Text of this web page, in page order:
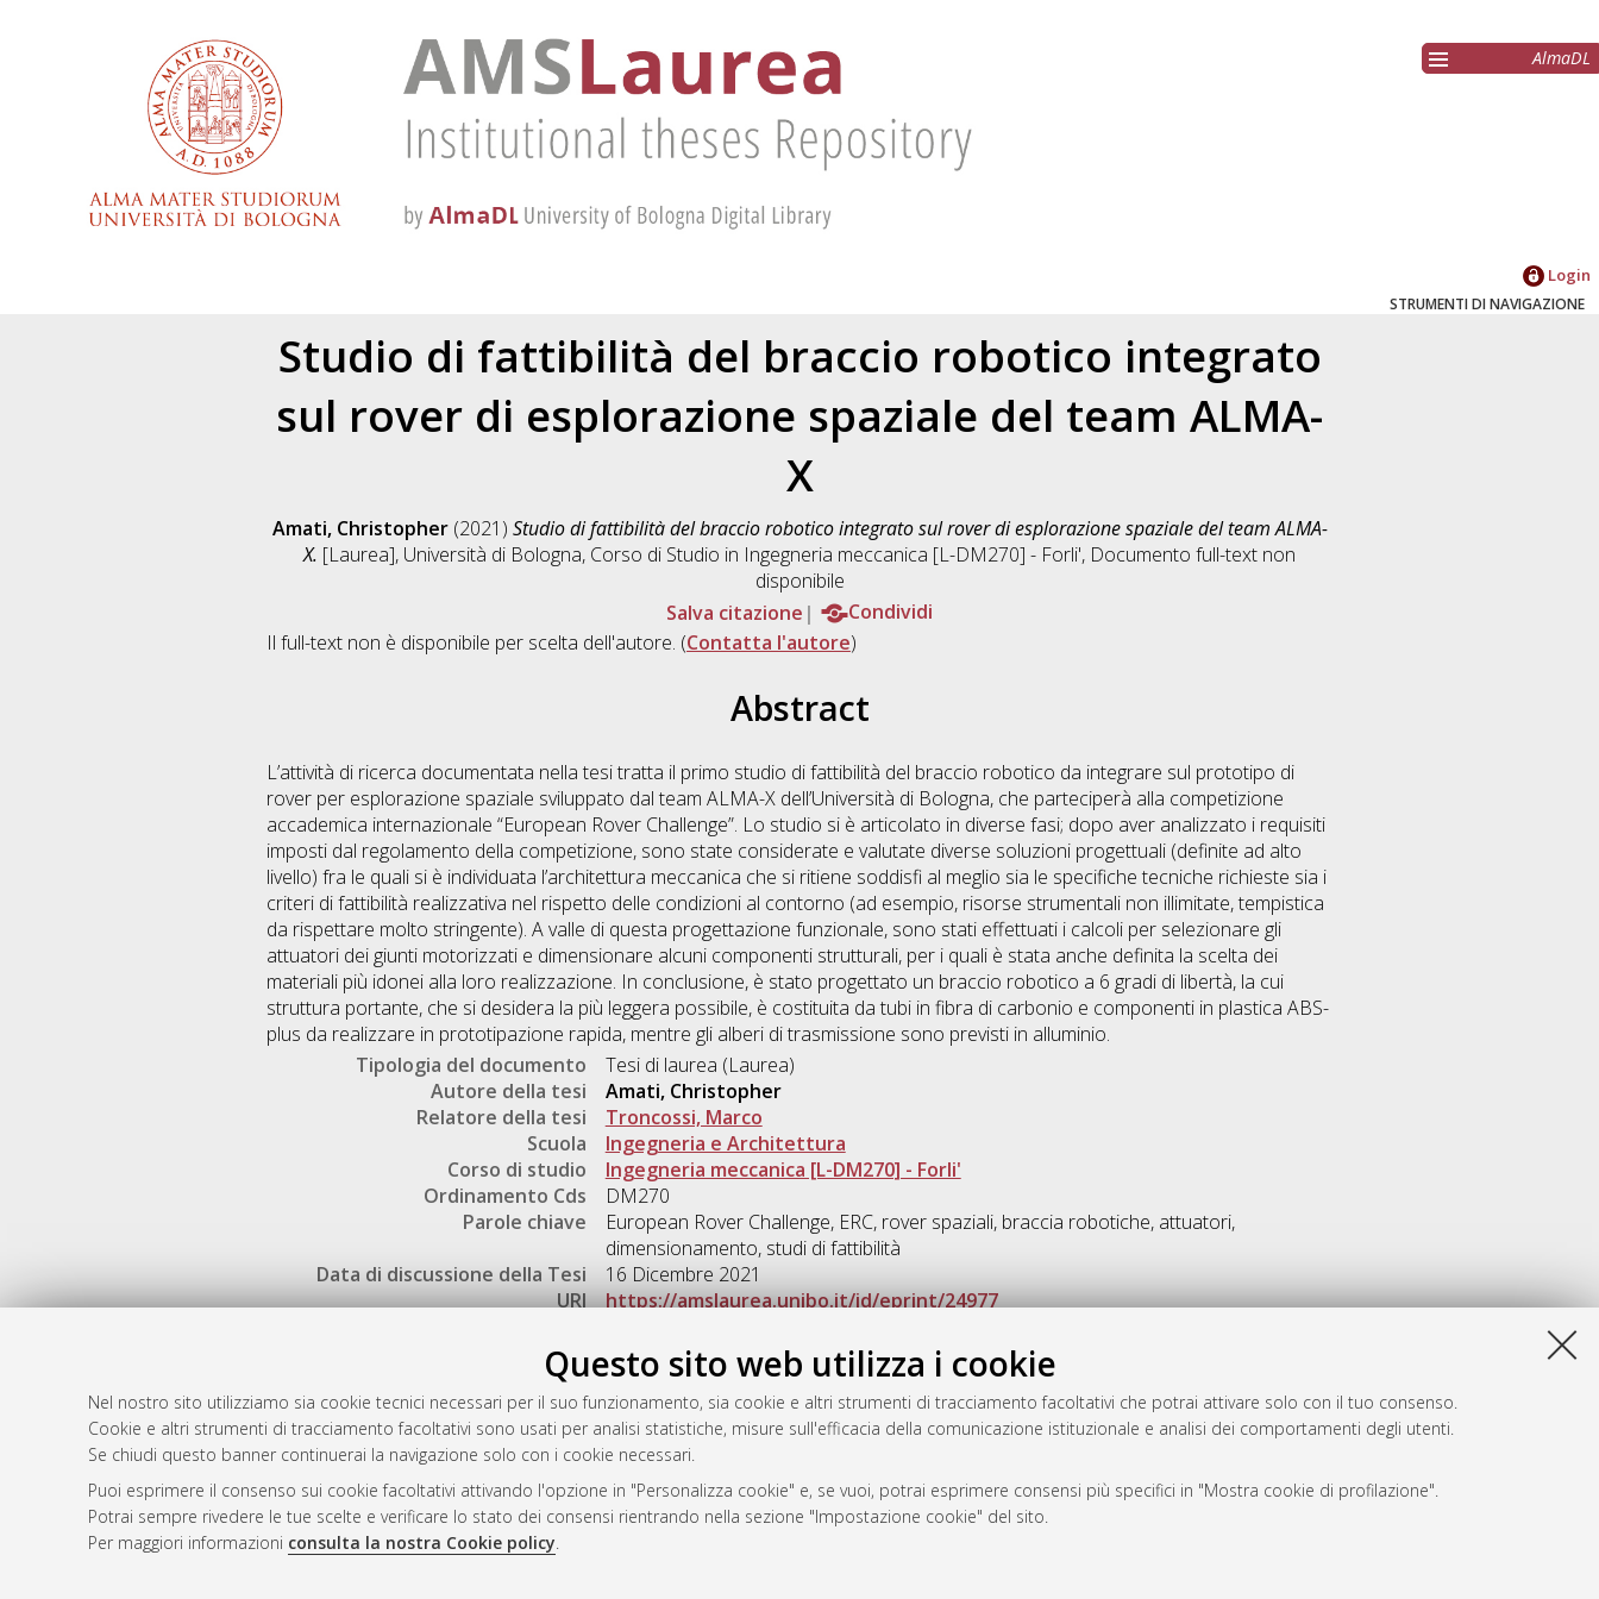
Questo sito web utilizza i cookie
Nel nostro sito utilizziamo sia cookie tecnici necessari per il suo funzionamento, sia cookie e altri strumenti di tracciamento facoltativi che potrai attivare solo con il tuo consenso.
Cookie e altri strumenti di tracciamento facoltativi sono usati per analisi statistiche, misure sull'efficacia della comunicazione istituzionale e analisi dei comportamenti degli utenti.
Se chiudi questo banner continuerai la navigazione solo con i cookie necessari.
Puoi esprimere il consenso sui cookie facoltativi attivando l'opzione in "Personalizza cookie" e, se vuoi, potrai esprimere consensi più specifici in "Mostra cookie di profilazione".
Potrai sempre rivedere le tue scelte e verificare lo stato dei consensi rientrando nella sezione "Impostazione cookie" del sito.
Per maggiori informazioni consulta la nostra Cookie policy.
AlmaDL
Login
STRUMENTI DI NAVIGAZIONE
Studio di fattibilità del braccio robotico integrato
sul rover di esplorazione spaziale del team ALMA-
X
Amati, Christopher(2021) Studio di fattibilità del braccio robotico integrato sul rover di esplorazione spaziale del team ALMA-
X. [Laurea], Università di Bologna, Corso di Studio in Ingegneria meccanica [L-DM270] - Forli', Documento full-text non
disponibile
Salva citazione
Condividi
Il full-text non è disponibile per scelta dell'autore. (Contatta l'autore)
Abstract
L’attività di ricerca documentata nella tesi tratta il primo studio di fattibilità del braccio robotico da integrare sul prototipo di
rover per esplorazione spaziale sviluppato dal team ALMA-X dell’Università di Bologna, che parteciperà alla competizione
accademica internazionale “European Rover Challenge”. Lo studio si è articolato in diverse fasi; dopo aver analizzato i requisiti
imposti dal regolamento della competizione, sono state considerate e valutate diverse soluzioni progettuali (definite ad alto
livello) fra le quali si è individuata l’architettura meccanica che si ritiene soddisfi al meglio sia le specifiche tecniche richieste sia i
criteri di fattibilità realizzativa nel rispetto delle condizioni al contorno (ad esempio, risorse strumentali non illimitate, tempistica
da rispettare molto stringente). A valle di questa progettazione funzionale, sono stati effettuati i calcoli per selezionare gli
attuatori dei giunti motorizzati e dimensionare alcuni componenti strutturali, per i quali è stata anche definita la scelta dei
materiali più idonei alla loro realizzazione. In conclusione, è stato progettato un braccio robotico a 6 gradi di libertà, la cui
struttura portante, che si desidera la più leggera possibile, è costituita da tubi in fibra di carbonio e componenti in plastica ABS-
plus da realizzare in prototipazione rapida, mentre gli alberi di trasmissione sono previsti in alluminio.
Tipologia del documento
Tesi di laurea (Laurea)
Autore della tesi
Amati, Christopher
Relatore della tesi
Troncossi, Marco
Scuola
Ingegneria e Architettura
Corso di studio
Ingegneria meccanica [L-DM270] - Forli'
Ordinamento Cds
DM270
Parole chiave
European Rover Challenge, ERC, rover spaziali, braccia robotiche, attuatori,
dimensionamento, studi di fattibilità
Data di discussione della Tesi
16 Dicembre 2021
URI
https://amslaurea.unibo.it/id/eprint/24977
Gestione del documento:
Atom
Rss 1.0
Rss 2.0
AMS Laurea
Servizio implementato e gestito da
Impostazioni Cookie
Informativa sulla privacy
Condizioni d’uso del sito